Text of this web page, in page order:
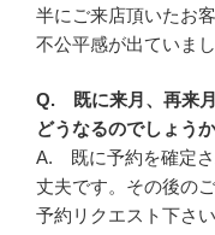
半にご来店頂いたお
不公平感が出ていまし
Q. 既に来月、再来月
どうなるのでしょう
A. 既に予約を確定さ
丈夫です。その後の
予約リクエスト下さい